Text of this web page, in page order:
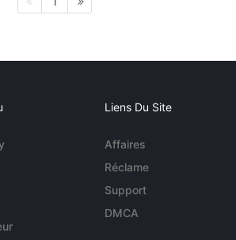
Liens Du Site
Affaires
Réclame
Support
DMCA